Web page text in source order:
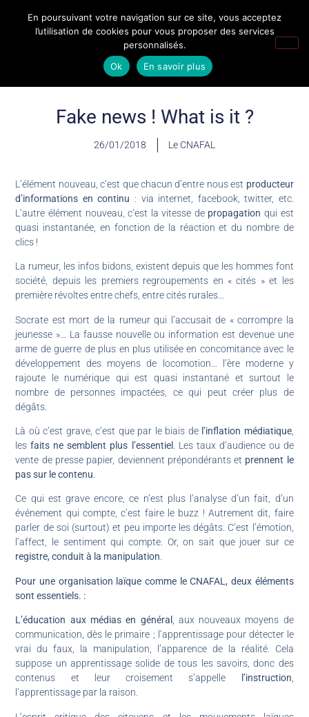
Fake news ! What is it ?
26/01/2018 Le CNAFAL
L’élément nouveau, c’est que chacun d’entre nous est producteur
d’informations en continu : via internet, facebook, twitter, etc.
L’autre élément nouveau, c’est la vitesse de propagation qui est
quasi instantanée, en fonction de la réaction et du nombre de
clics !
La rumeur, les infos bidons, existent depuis que les hommes font
société, depuis les premiers regroupements en « cités » et les
première révoltes entre chefs, entre cités rurales…
Socrate est mort de la rumeur qui l’accusait de « corrompre la
jeunesse »… La fausse nouvelle ou information est devenue une
arme de guerre de plus en plus utilisée en concomitance avec le
développement des moyens de locomotion… l’ère moderne y
rajoute le numérique qui est quasi instantané et surtout le
nombre de personnes impactées, ce qui peut créer plus de
dégâts.
Là où c’est grave, c’est que par le biais de l’inflation médiatique,
lesfaits ne semblent plus l’essentiel
. Les taux d’audience ou de
vente de presse papier, deviennent prépondérants et prennent le
pas sur le contenu
Ce qui est grave encore, ce n’est plus l’analyse d’un fait, d’un
événement qui compte, c’est faire le buzz ! Autrement dit, faire
parler de soi (surtout) et peu importe les dégâts. C’est l’émotion,
l’affect, le sentiment qui compte. Or, on sait que jouer sur ce
registre, conduit à la manipulation.
Pour une organisation laïque comme le CNAFAL, deux éléments
sont essentiels. :
L’éducation aux médias en général
, aux nouveaux moyens de
communication, dès le primaire ; l’apprentissage pour détecter le
vrai du faux, la manipulation, l’apparence de la réalité. Cela
suppose un apprentissage solide de tous les savoirs, donc des
contenus et leur croisement s’appelle
l’instruction
l’apprentissage par la raison.
En poursuivant votre navigation sur ce site, vous acceptez
l’utilisation de cookies pour vous proposer des services
personnalisés.
Ok
En savoir plus